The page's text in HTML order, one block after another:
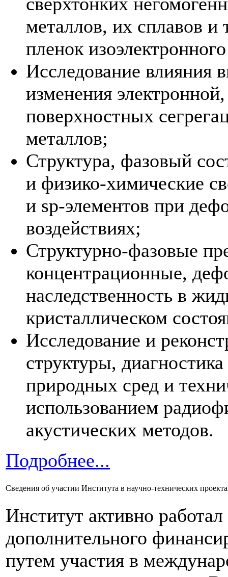
металлов, их сплавов
пленок
Исследование влияния
изменения
поверхностных
металлов;
Структура, фазовый
и физико-химические
и sp-элементов при
воздействиях;
Структурно-фазовые
концентрационные,
наследственность в
кристаллическом
Исследование и
структуры,
природных сред и
использованием
акустических методов.
Подробнее...
Сведения об участии Института в научно-технических
Институт активно
дополнительного
путем участия в